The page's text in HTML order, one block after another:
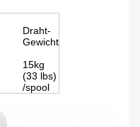
Draht-
Gewicht
15kg
(33 lbs)
/spool